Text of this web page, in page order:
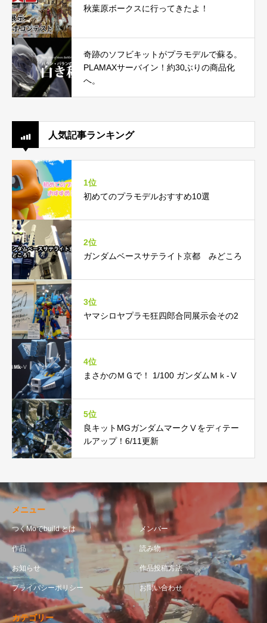
秋葉原ボークスに行ってきたよ！
奇跡のソフビキットがプラモデルで蘇る。
PLAMAXサーバイン！約30ぶりの商品化
へ。
人気記事ランキング
1位
初めてのプラモデルおすすめ10選
2位
ガンダムベースサテライト京都 みどころ
3位
ヤマシロヤプラモ狂四郎合同展示会その2
4位
まさかのＭＧで！ 1/100 ガンダムＭｋ-Ⅴ
5位
良キットMGガンダムマークⅤをディテー
ルアップ！6/11更新
メニュー
つくMoでbuild とは メンバー
作品 読み物
お知らせ 作品投稿方法
プライバシーポリシー お問い合わせ
カテゴリー